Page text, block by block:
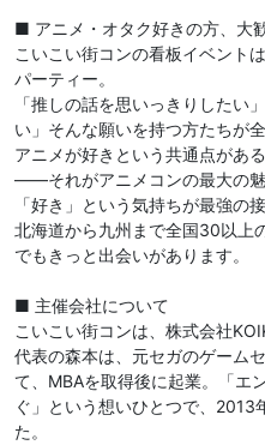
■ アニメ・オタク好きの方、大
こいこい街コンの看板イベント
パーティー。
「推しの話を思いっきりしたい
い」そんな願いを持つ方たちが
アニメが好きという共通点があ
——それがアニメコンの最大の魅
「好き」という気持ちが最強の
北海道から九州まで全国30以上
でもきっと出会いがあります。
■ 主催会社について
こいこい街コンは、株式会社
代表の森本は、元セガのゲーム
て、MBAを取得後に起業。「エ
ぐ」という想いひとつで、2013
た。